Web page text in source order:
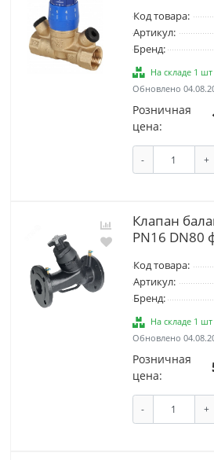
Код товара:
Артикул:
Бренд:
На складе 1 шт
Обновлено
Розничная
цена:
- +
Клапан
PN16 DN80
Код товара:
Артикул:
Бренд:
На складе 1 шт
Обновлено
Розничная
цена:
- +